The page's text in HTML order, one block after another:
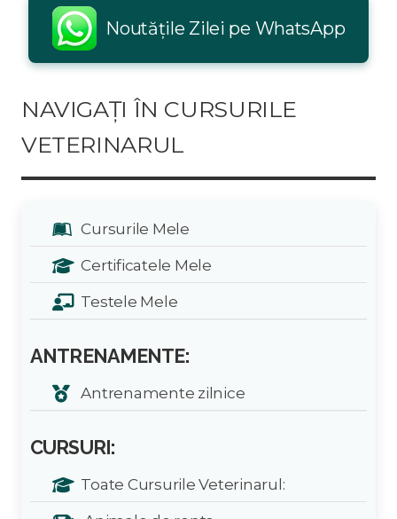
Noutățile Zilei pe WhatsApp
NAVIGAȚI ÎN CURSURILE
VETERINARUL
Cursurile Mele
Certificatele Mele
Testele Mele
ANTRENAMENTE:
Antrenamente zilnice
CURSURI:
Toate Cursurile Veterinarul: